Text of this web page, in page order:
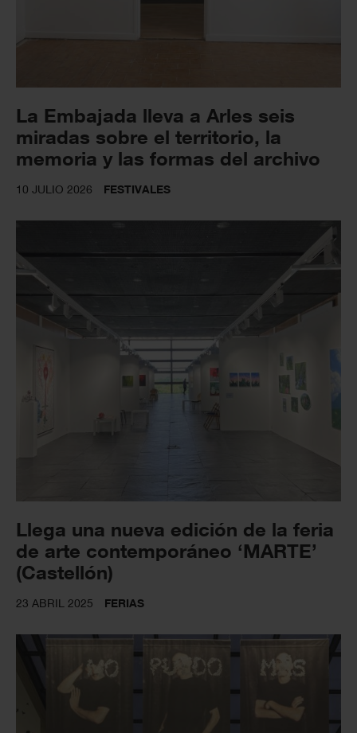
La Embajada lleva a Arles seis
miradas sobre el territorio, la
memoria y las formas del archivo
10 JULIO 2026 FESTIVALES
Llega una nueva edición de la feria
de arte contemporáneo ‘MARTE’
(Castellón)
23 ABRIL 2025 FERIAS